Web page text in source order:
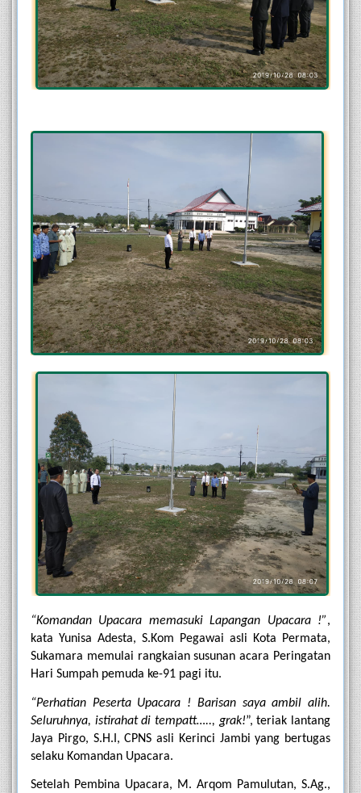
“Komandan Upacara memasuki Lapangan Upacara !”,
kata Yunisa Adesta, S.Kom Pegawai asli Kota Permata,
Sukamara memulai rangkaian susunan acara Peringatan
Hari Sumpah pemuda ke-91 pagi itu.
“Perhatian Peserta Upacara ! Barisan saya ambil alih.
Seluruhnya, istirahat di tempatt….., grak!”, teriak lantang
Jaya Pirgo, S.H.I, CPNS asli Kerinci Jambi yang bertugas
selaku Komandan Upacara.
Setelah Pembina Upacara, M. Arqom Pamulutan, S.Ag.,